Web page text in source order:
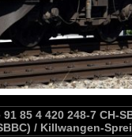
85 4 420 248-7 CH-
/ Killwangen-